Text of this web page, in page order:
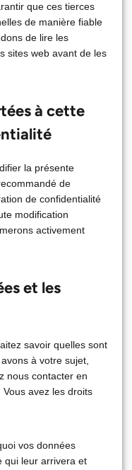
que ces tierces
de manière fiable
de lire les
sites web avant de les
à cette
la présente
de
de confidentialité
modification
activement
et les
savoir quelles sont
à votre sujet,
nous contacter en
avez les droits
vos données
qui leur arrivera et